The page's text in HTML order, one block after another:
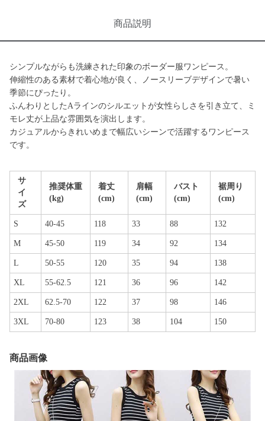
商品説明
シンプルながらも洗練された印象のボーダー服ワンピース。
伸縮性のある素材で着心地が良く、ノースリーブデザインで暑い
季節にぴったり。
ふんわりとしたAラインのシルエットが女性らしさを引き立て、ミ
モレ丈が上品な雰囲気を演出します。
カジュアルからきれいめまで幅広いシーンで活躍するワンピース
です。
サ
イ
ズ
推奨体重
(kg)
着丈
(cm)
肩幅
(cm)
バスト
(cm)
裾周り
(cm)
S 40-45 118 33 88 132
M 45-50 119 34 92 134
L 50-55 120 35 94 138
XL 55-62.5 121 36 96 142
2XL 62.5-70 122 37 98 146
3XL 70-80 123 38 104 150
商品画像